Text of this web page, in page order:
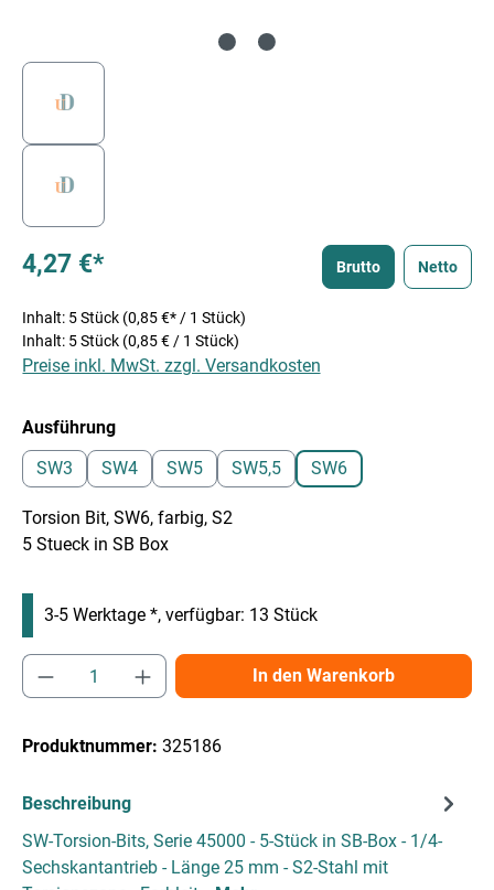
4,27 €* Brutto Netto
Inhalt: 5 Stück (0,85 €* / 1 Stück)
Inhalt: 5 Stück (0,85 € / 1 Stück)
Preise inkl. MwSt. zzgl. Versandkosten
Ausführungauswählen
SW3
SW4 SW5 SW5,5 SW6
Torsion Bit, SW6, farbig, S2
5 Stueck in SB Box
3-5 Werktage *, verfügbar: 13 Stück
Produkt Anzahl: Gib den gewünschten
In den Warenkorb
Produktnummer: 325186
Beschreibung
SW-Torsion-Bits, Serie 45000 - 5-Stück in SB-Box - 1/4-
Sechskantantrieb - Länge 25 mm - S2-Stahl mit